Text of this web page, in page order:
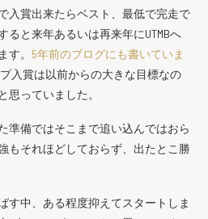
入賞出来たらベスト、 最低で完走で
ると来年あるいは再来年にUTMBへ
す。 5年前のブログにも書いていま
入賞は以前からの大きな目標なの
思っていました。
準備ではそこまで追い込んではおら
もそれほどしておらず、 出たとこ勝
す中、 ある程度抑えてスタートしま